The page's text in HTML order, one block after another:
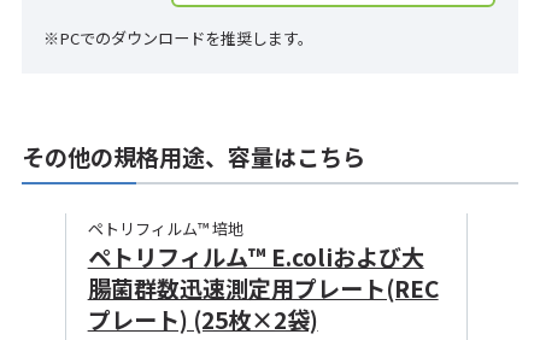
※PCでのダウンロードを推奨します。
その他の規格用途、容量はこちら
ペトリフィルム™ 培地
ペトリフィルム™ E.coliおよび大
腸菌群数迅速測定用プレート(REC
プレート) (25枚×2袋)